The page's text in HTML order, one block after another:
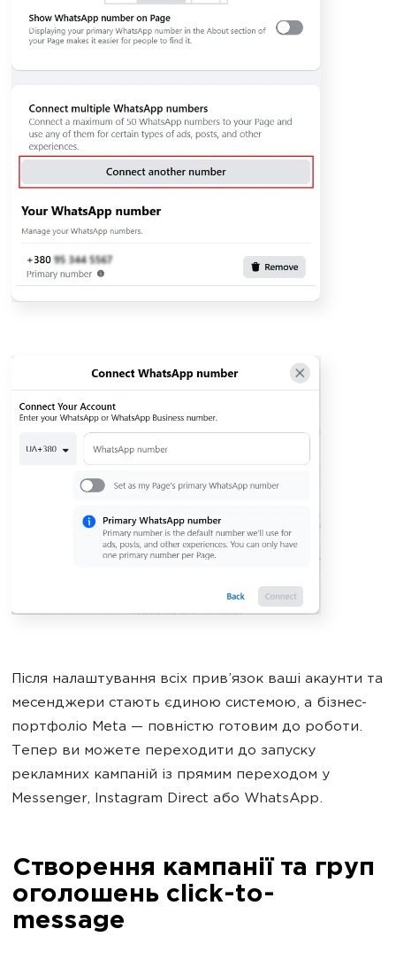
Після налаштування всіх прив’язок ваші акаунти та
месенджери стають єдиною системою, а бізнес-
портфоліо Meta — повністю готовим до роботи.
Тепер ви можете переходити до запуску
рекламних кампаній із прямим переходом у
Messenger, Instagram Direct або WhatsApp.
Створення кампанії та груп
оголошень click-to-
message